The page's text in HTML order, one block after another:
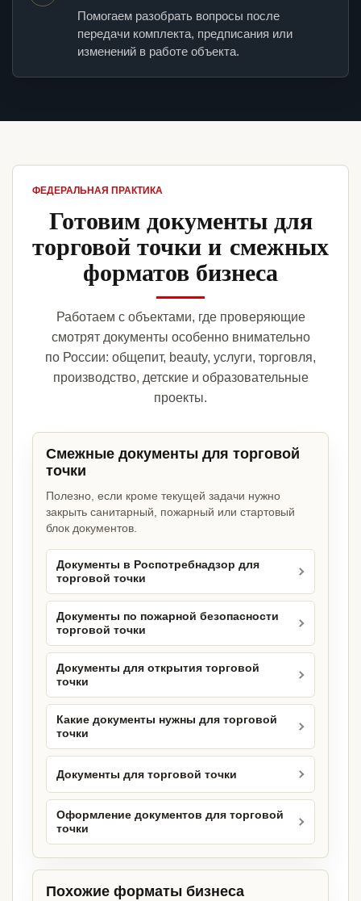
Помогаем разобрать вопросы после
передачи комплекта, предписания или
изменений в работе объекта.
ФЕДЕРАЛЬНАЯ ПРАКТИКА
Готовим документы для
торговой точки и смежных
форматов бизнеса
Работаем с объектами, где проверяющие
смотрят документы особенно внимательно
по России: общепит, beauty, услуги, торговля,
производство, детские и образовательные
проекты.
Смежные документы для торговой
точки
Полезно, если кроме текущей задачи нужно
закрыть санитарный, пожарный или стартовый
блок документов.
Документы в Роспотребнадзор для
торговой точки
Документы по пожарной безопасности
торговой точки
Документы для открытия торговой
точки
Какие документы нужны для торговой
точки
Документы для торговой точки
Оформление документов для торговой
точки
Похожие форматы бизнеса